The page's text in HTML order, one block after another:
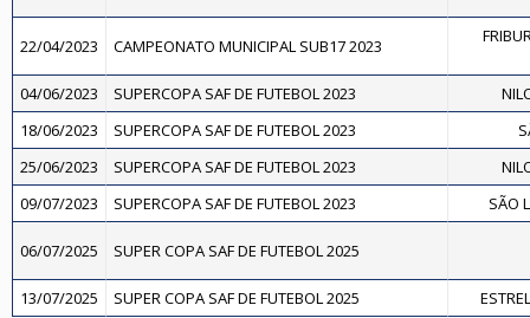
22/04/2023 CAMPEONATO MUNICIPAL SUB17 2023
04/06/2023 SUPERCOPA SAF DE FUTEBOL 2023
18/06/2023
SUPERCOPA SAF DE FUTEBOL 2023
25/06/2023
SUPERCOPA SAF DE FUTEBOL 2023
09/07/2023
SUPERCOPA SAF DE FUTEBOL 2023 SÃO
06/07/2025 SUPER COPA SAF DE FUTEBOL 2025
13/07/2025 SUPER COPA SAF DE FUTEBOL 2025